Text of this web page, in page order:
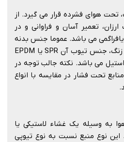
تحت هوای فشرده قرار می گیرد. از
تعمیر آسان و فراوانی و در
می باشد. عموما جنس بدنه
منابع تحت فشار از فولاد ضد زنگ، جنس تیوب آن SPR یا EPDM
می باشد. نکته جالب توجه در
تحت فشار در مقایسه با انواع
به وسیله یک غشاء لاستیکی یا
این نوع منبع نسبت به نوع تیوپی